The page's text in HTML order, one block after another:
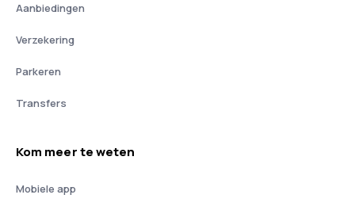
Aanbiedingen
Verzekering
Parkeren
Transfers
Kom meer te weten
Mobiele app